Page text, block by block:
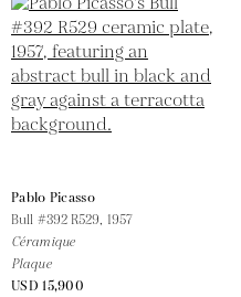
Pablo Picasso
Bull #392 R529, 1957
Céramique
Plaque
USD 15,900